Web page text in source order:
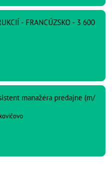
- FRANCÚZSKO - 3 600
manažéra predajne (m/